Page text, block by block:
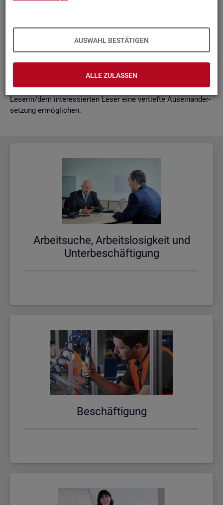
AUSWAHL BESTÄTIGEN
ALLE ZULASSEN
sam­men­ge­fasst. Damit ent­steht ein klei­nes Nach­schla­ge­
werk zu zen­tra­len Be­grif­fen und Fra­ge­stel­lun­gen der Ar­beits­
markt- und Grund­si­che­rungs­sta­tis­tik. Dabei wer­den diese Be­
grif­fe in kur­zer Form er­klärt und immer auch mit wei­ter­füh­
ren­den In­for­ma­ti­ons­quel­len ver­bun­den, die der in­ter­es­sier­ten
Le­se­rin/dem in­ter­es­sier­ten Leser eine ver­tief­te Aus­ein­an­der­
set­zung er­mög­li­chen.
Ar­beit­su­che, Ar­beits­lo­sig­keit und
Un­ter­be­schäf­ti­gung
Be­schäf­ti­gung